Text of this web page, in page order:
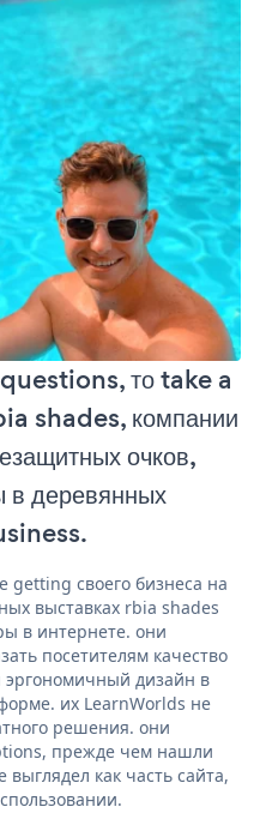
то take a
shades, компании
очков,
в деревянных
getting своего бизнеса на
выставках rbia shades
в интернете. они
посетителям качество
эргономичный дизайн в
их LearnWorlds не
решения. они
прежде чем нашли
как часть сайта,